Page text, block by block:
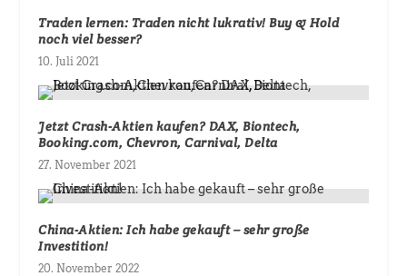
Traden lernen: Traden nicht lukrativ! Buy & Hold
noch viel besser?
10. Juli 2021
Jetzt Crash-Aktien kaufen? DAX, Biontech,
Booking.com, Chevron, Carnival, Delta
27. November 2021
China-Aktien: Ich habe gekauft – sehr große
Investition!
20. November 2022